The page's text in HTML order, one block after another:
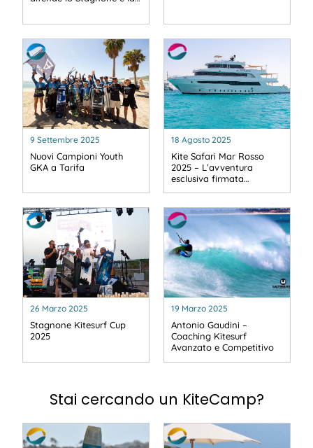
9 Settembre 2025
Nuovi Campioni Youth
GKA a Tarifa
18 Agosto 2025
Kite Safari Mar Rosso
2025 – L’avventura
esclusiva firmata…
26 Marzo 2025
Stagnone Kitesurf Cup
2025
19 Marzo 2025
Antonio Gaudini –
Coaching Kitesurf
Avanzato e Competitivo
Stai cercando un KiteCamp?